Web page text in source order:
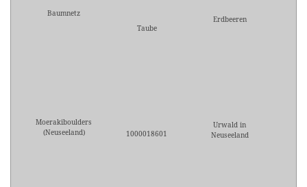
Baumnetz
Taube
Erdbeeren
Moerakiboulders
(Neuseeland)
1000018601
Urwald in
Neuseeland